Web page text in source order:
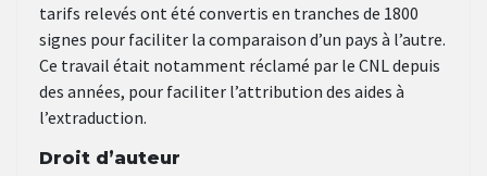
tarifs relevés ont été convertis en tranches de 1800
signes pour faciliter la comparaison d’un pays à l’autre.
Ce travail était notamment réclamé par le CNL depuis
des années, pour faciliter l’attribution des aides à
l’extraduction.
Droit d’auteur